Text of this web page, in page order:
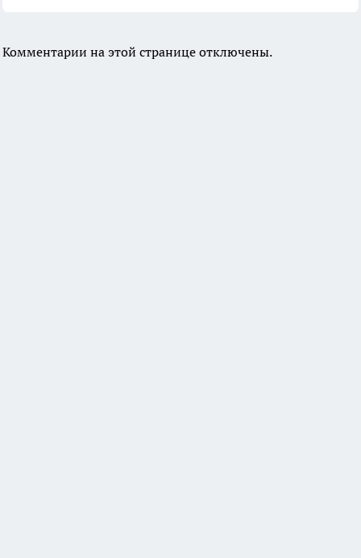
Комментарии на этой странице отключены.